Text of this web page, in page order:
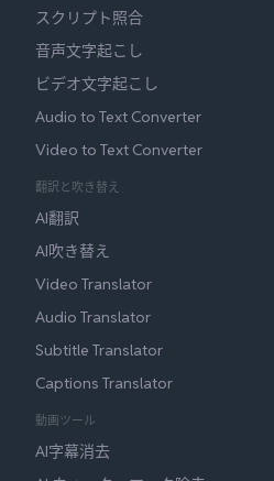
スクリプト照合
音声文字起こし
ビデオ文字起こし
Audio to Text Converter
Video to Text Converter
翻訳と吹き替え
AI翻訳
AI吹き替え
Video Translator
Audio Translator
Subtitle Translator
Captions Translator
動画ツール
AI字幕消去